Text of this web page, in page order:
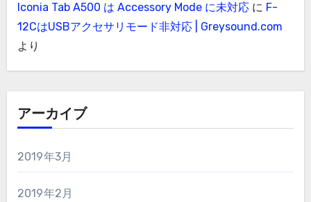
Iconia Tab A500 は Accessory Mode に未対応に F-
12CはUSBアクセサリモード非対応 | Greysound.com
より
アーカイブ
2019年3月
2019年2月